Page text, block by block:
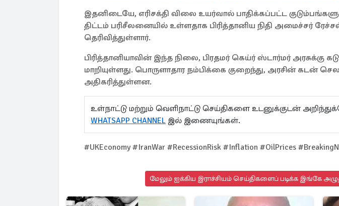
இதனிடையே, எரிசக்தி விலை உயர்வால் பாதிக்கப்பட்ட
திட்டம் பரிசீலனையில் உள்ளதாக பிரித்தானிய நிதி அமைச்சர்
தெரிவித்துள்ளார்.
பிரித்தானியாவின் இந்த நிலை, பிரதமர் கெய்ர் ஸ்டார்மர் அரசுக்கு
மாறியுள்ளது. பொருளாதார நம்பிக்கை குறைந்து, அரசின் கடன்
அதிகரித்துள்ளன.
உள்நாட்டு மற்றும் வெளிநாட்டு செய்திகளை உடனுக்குடன்
WHATSAPP CHANNEL இல் இணையுங்கள்.
#UKEconomy #IranWar #RecessionRisk #Inflation #OilPrices
மேலும் ஐக்கிய இராச்சியம் செய்திகளைப் படிக்க இங்கே